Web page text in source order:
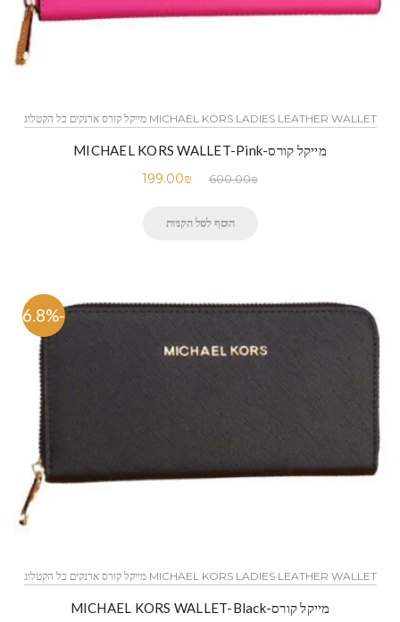
MICHAEL KORS LADIES LEATHER WALLET מייקל קורס ארנקים כל הקטלוג
מייקל קורס-MICHAEL KORS WALLET-Pink
600.00₪
199.00₪
הוסף לסל הקניות
-66.8%
MICHAEL KORS LADIES LEATHER WALLET מייקל קורס ארנקים כל הקטלוג
מייקל קורס-MICHAEL KORS WALLET-Black